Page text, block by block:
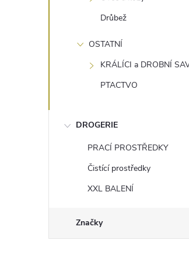
Drůbež
OSTATNÍ
KRÁLÍCI a DROBNÍ
PTACTVO
DROGERIE
PRACÍ PROSTŘEDKY
Čistící prostředky
XXL BALENÍ
Značky